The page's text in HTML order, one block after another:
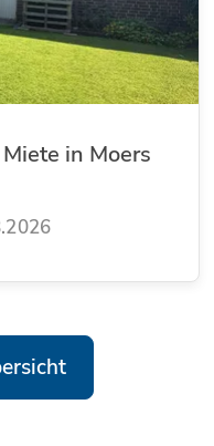
in Moers